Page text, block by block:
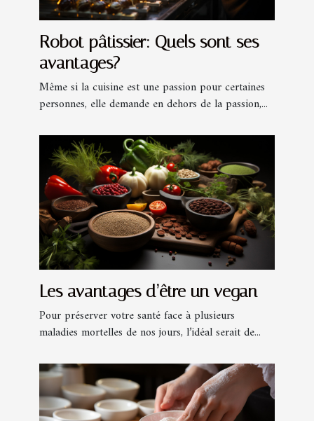
Robot pâtissier: Quels sont ses
avantages?
Même si la cuisine est une passion pour certaines
personnes, elle demande en dehors de la passion,...
Les avantages d’être un vegan
Pour préserver votre santé face à plusieurs
maladies mortelles de nos jours, l’idéal serait de...